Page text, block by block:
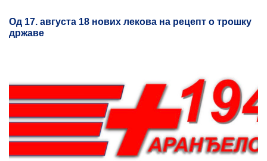
Од 17. августа 18 нових лекова на рецепт о трошку
државе